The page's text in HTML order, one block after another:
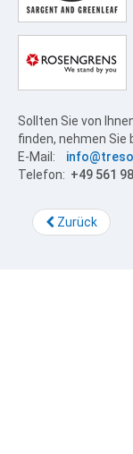
Sollten Sie von
finden, nehmen
E-Mail:
Telefon: +49 561
Zurück